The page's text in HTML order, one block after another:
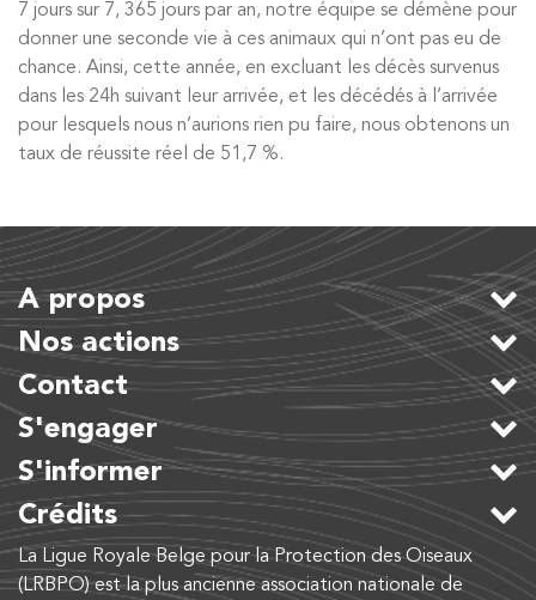
7 jours sur 7, 365 jours par an, notre équipe se démène pour
donner une seconde vie à ces animaux qui n’ont pas eu de
chance. Ainsi, cette année, en excluant les décès survenus
dans les 24h suivant leur arrivée, et les décédés à l’arrivée
pour lesquels nous n’aurions rien pu faire, nous obtenons un
taux de réussite réel de 51,7 %.
A propos
Nos actions
Contact
S'engager
S'informer
Crédits
La Ligue Royale Belge pour la Protection des Oiseaux
(LRBPO) est la plus ancienne association nationale de